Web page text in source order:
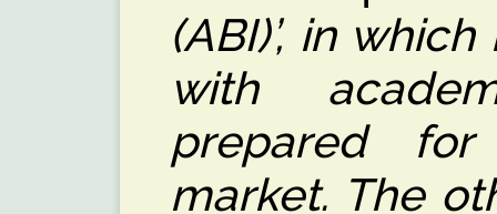
(ABI)’, in
with
prepared
market. The